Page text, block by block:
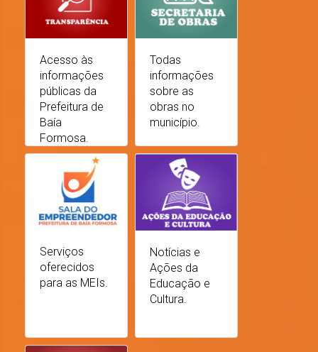
Acesso às
informações
públicas da
Prefeitura de
Baía
Formosa.
Todas
informações
sobre as
obras no
município.
Serviços
oferecidos
para as MEIs.
Notícias e
Ações da
Educação e
Cultura.